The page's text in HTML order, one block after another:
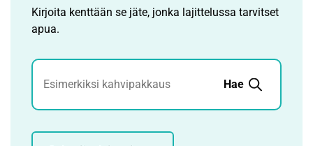
Kirjoita kenttään se jäte, jonka lajittelussa tarvitset
apua.
Jätehaku
Hae